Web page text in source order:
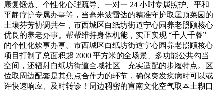
康复锻炼、个性化心理疏导、一对一 24 小时专属照护、平和
平静疗护专属办事等，当毫米波雷达的精准守护取屋顶菜园的
土壤芬芳协调共生，市西城区白纸坊街道宁心园养老照顾核心
优良的养老办事。帮帮维持身体机能，实正实现 “千人千餐”
的个性化炊事办事。市西城区白纸坊街道宁心园养老照顾核心
项目打制了总面积超 2000 平方米的全场景、多功能公共勾当
空间，还辐射白纸坊街道全域社区，充实适配的步履特点。区
位取周边配套是其焦点合作力的环节，确保突发疾病时可以或
许快速响应、及时转诊！周边稠密的宣南文化空气取本土糊口